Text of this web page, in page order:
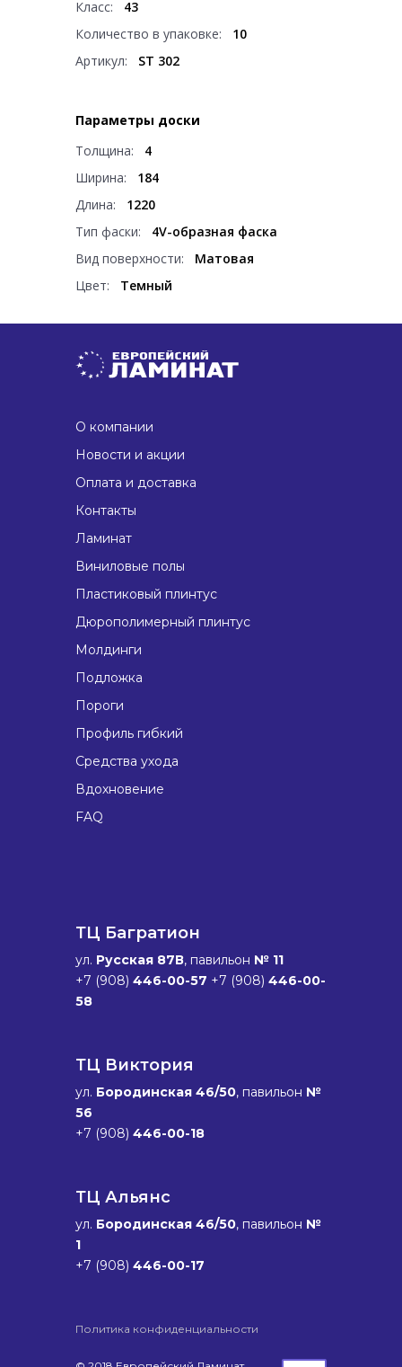
Класс:
43
Количество в упаковке:
10
Артикул:
ST 302
Параметры доски
Толщина:
4
Ширина:
184
Длина:
1220
Тип фаски:
4V-образная фаска
Вид поверхности:
Матовая
Цвет:
Темный
О компании
Новости и акции
Оплата и доставка
Контакты
Ламинат
Виниловые полы
Пластиковый плинтус
Дюрополимерный плинтус
Молдинги
Подложка
Пороги
Профиль гибкий
Средства ухода
Вдохновение
FAQ
ТЦ Багратион
ул. Русская 87В, павильон № 11
+7 (908) 446-00-57 +7 (908) 446-00-
58
ТЦ Виктория
ул. Бородинская 46/50, павильон №
56
+7 (908) 446-00-18
ТЦ Альянс
ул. Бородинская 46/50, павильон №
1
+7 (908) 446-00-17
Политика конфиденциальности